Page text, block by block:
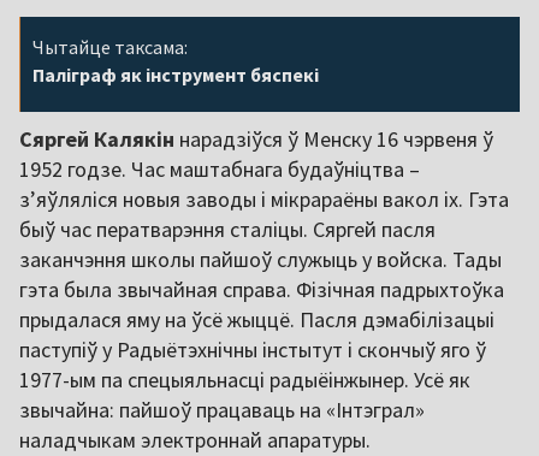
Чытайце таксама:
Паліграф як інструмент бяспекі
Сяргей Калякін нарадзіўся ў Менску 16 чэрвеня ў
1952 годзе. Час маштабнага будаўніцтва –
з’яўляліся новыя заводы і мікрараёны вакол іх. Гэта
быў час ператварэння сталіцы. Сяргей пасля
заканчэння школы пайшоў служыць у войска. Тады
гэта была звычайная справа. Фізічная падрыхтоўка
прыдалася яму на ўсё жыццё. Пасля дэмабілізацыі
паступіў у Радыётэхнічны інстытут і скончыў яго ў
1977-ым па спецыяльнасці радыёінжынер. Усё як
звычайна: пайшоў працаваць на «Інтэграл»
наладчыкам электроннай апаратуры.